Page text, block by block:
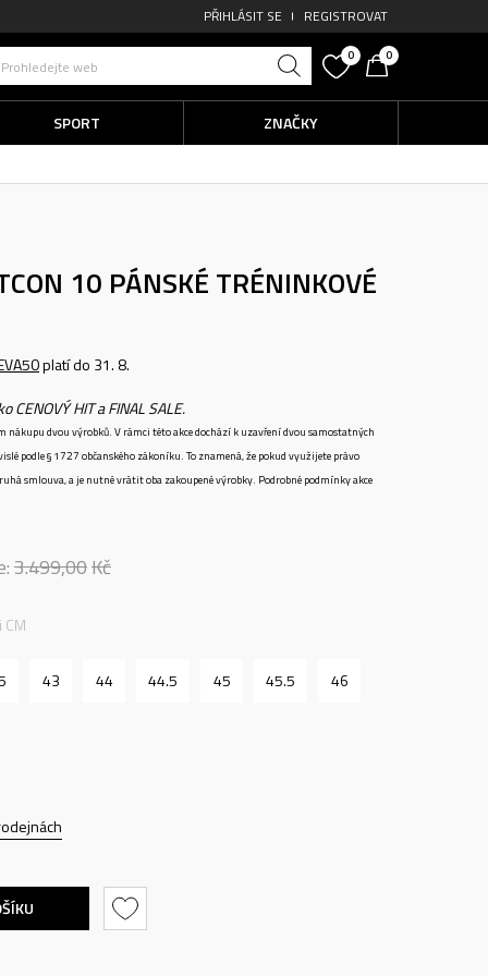
PŘIHLÁSIT SE REGISTROVAT
Prohledejte web
0 0
SPORT ZNAČKY
10 PÁNSKÉ TRÉNINKOVÉ
platí do 31. 8.
HIT a FINAL SALE.
nákupu dvou výrobků. V rámci této akce dochází k uzavření dvou samostatných
podle § 1727 občanského zákoníku. To znamená, že pokud využijete právo
smlouva, a je nutné vrátit oba zakoupené výrobky. Podrobné podmínky akce
3.499,00Kč
43 44 44.5 45 45.5 46